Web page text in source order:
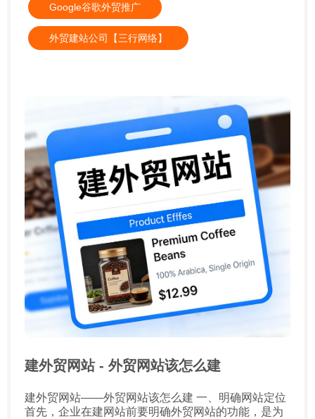
Google谷歌外贸推广
外贸建站公司【三行网络】
建外贸网站 - 外贸网站该怎么建
建外贸网站——外贸网站该怎么建 一、明确网站定位
首先，企业在建网站前要明确外贸网站的功能，是为